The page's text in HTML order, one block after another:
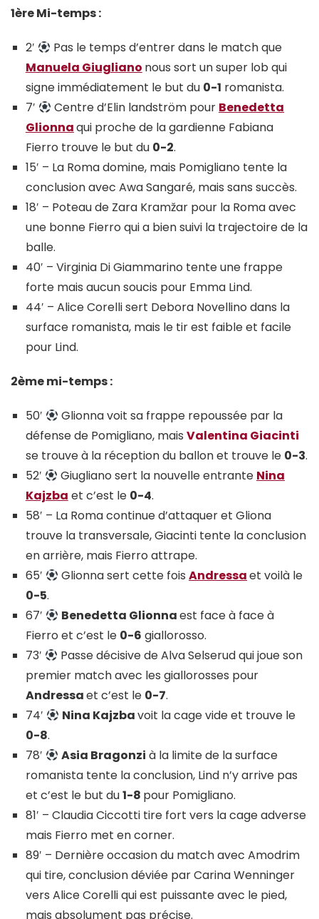
1ère Mi-temps :
2′
Pas le temps d’entrer dans le match que
Manuela Giugliano nous sort un super lob qui
signe immédiatement le but du 0-1 romanista.
7′
Centre d’Elin landström pour Benedetta
Glionnaqui proche de la gardienne Fabiana
Fierro trouve le but du 0-2.
15′ – La Roma domine, mais Pomigliano tente la
conclusion avec Awa Sangaré, mais sans succès.
18′ – Poteau de Zara Kramžar pour la Roma avec
une bonne Fierro qui a bien suivi la trajectoire de la
balle.
40′ – Virginia Di Giammarino tente une frappe
forte mais aucun soucis pour Emma Lind.
44′ – Alice Corelli sert Debora Novellino dans la
surface romanista, mais le tir est faible et facile
pour Lind.
2ème mi-temps :
50′
Glionna voit sa frappe repoussée par la
défense de Pomigliano, mais Valentina Giacinti
se trouve à la réception du ballon et trouve le 0-3.
52′
Giugliano sert la nouvelle entrante Nina
Kajzba et c’est le 0-4.
58′ – La Roma continue d’attaquer et Gliona
trouve la transversale, Giacinti tente la conclusion
en arrière, mais Fierro attrape.
65′
Glionna sert cette foisAndressaet voilà le
0-5.
67′
Benedetta Glionnaest face à face à
Fierro et c’est le 0-6 giallorosso.
73′
Passe décisive de Alva Selserud qui joue son
premier match avec les giallorosses pour
Andressaet c’est le 0-7.
74′
Nina Kajzbavoit la cage vide et trouve le
0-8.
78′
Asia Bragonzi à la limite de la surface
romanista tente la conclusion, Lind n’y arrive pas
et c’est le but du1-8 pour Pomigliano.
81′ – Claudia Ciccotti tire fort vers la cage adverse
mais Fierro met en corner.
89′ – Dernière occasion du match avec Amodrim
qui tire, conclusion déviée par Carina Wenninger
vers Alice Corelli qui est puissante avec le pied,
mais absolument pas précise.